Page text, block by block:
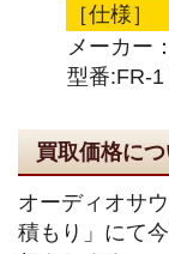
［仕様］
メーカー
型番:FR-1
買取価格に
オーディオサ
積もり」にて